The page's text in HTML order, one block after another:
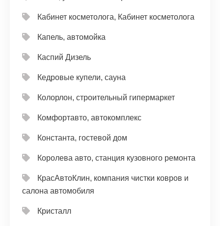
Кабинет косметолога, Кабинет косметолога
Капель, автомойка
Каспий Дизель
Кедровые купели, сауна
Колорлон, строительный гипермаркет
Комфортавто, автокомплекс
Константа, гостевой дом
Королева авто, станция кузовного ремонта
КрасАвтоКлин, компания чистки ковров и
салона автомобиля
Кристалл